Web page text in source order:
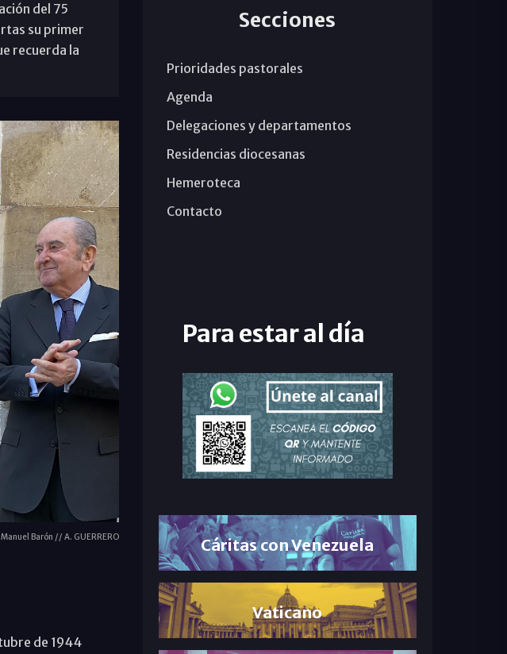
del 75
su primer
recuerda la
Barón // A. GUERRERO
de 1944
Secciones
Prioridades pastorales
Agenda
Delegaciones y departamentos
Residencias diocesanas
Hemeroteca
Contacto
Para estar al día
Cáritas con Venezuela
Vaticano